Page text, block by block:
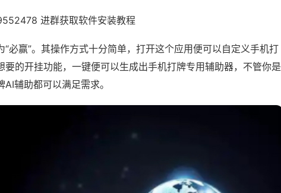
进群获取软件安装教程
必赢”。其操作方式十分简单，打开这个应用便可以自定义手机打
要的开挂功能，一键便可以生成出手机打牌专用辅助器，不管你是
辅助都可以满足需求。